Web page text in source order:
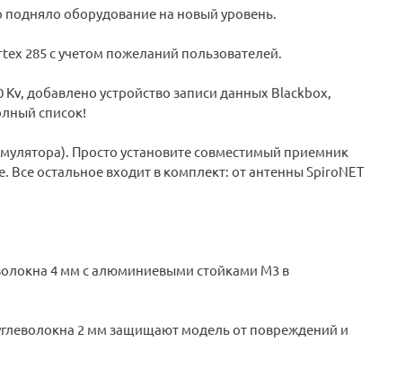
оборудование на новый уровень.
285 с учетом пожеланий пользователей.
добавлено устройство записи данных Blackbox,
список!
Просто установите совместимый приемник
Все остальное входит в комплект: от антенны SpiroNET
4 мм с алюминиевыми стойками M3 в
2 мм защищают модель от повреждений и